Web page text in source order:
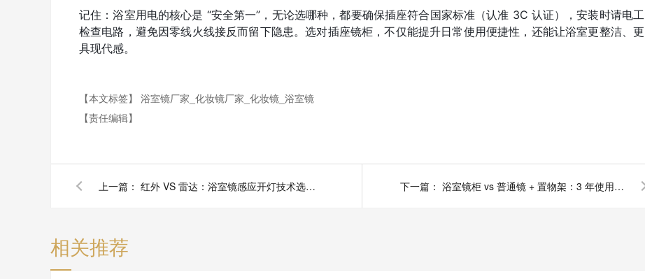
记住：浴室用电的核心是 “安全第一”，无论选哪种，都要确保插座符合国家标准（认准 3C 认证），安装时请电工
检查电路，避免因零线火线接反而留下隐患。选对插座镜柜，不仅能提升日常使用便捷性，还能让浴室更整洁、更
具现代感。
【本文标签】 浴室镜厂家_化妆镜厂家_化妆镜_浴室镜
【责任编辑】
上一篇： 红外 VS 雷达：浴室镜感应开灯技术选型全解析 下一篇： 浴室镜柜 vs 普通镜 + 置物架：3 年使用体验对比，到底哪个更实用？
相关推荐